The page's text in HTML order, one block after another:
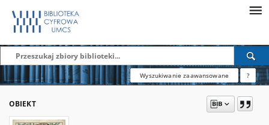
Wyszukiwanie zaawansowane ?
OBIEKT